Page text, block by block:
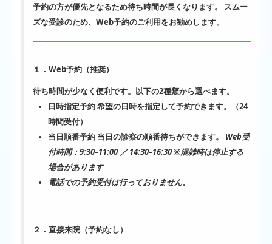
予約の方が優先となるため待ち時間が長くなります。
スムー
ズな受診のため、Web予約のご利用をお勧めします。
１．Web予約（推奨）
待ち時間が少なく便利です。以下の2種類から選べます。
日時指定予約希望の日時を指定して予約できます。（24
時間受付）
当日順番予約 当日の診察の順番待ちができます。 Web受
付時間：9:30–11:00 ／ 14:30–16:30※混雑時は停止する
場合があります
電話での予約受付は行っておりません。
２．直接来院（予約なし）